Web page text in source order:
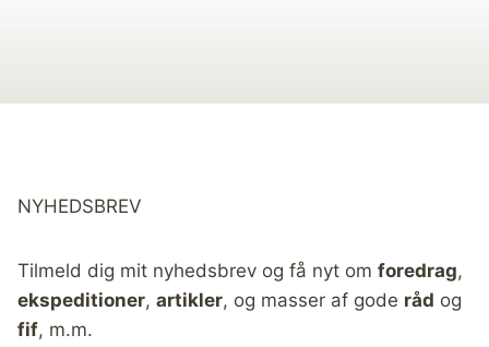
NYHEDSBREV
Tilmeld dig mit nyhedsbrev og få nyt om foredrag,
ekspeditioner, artikler, og masser af gode råd og
fif, m.m.